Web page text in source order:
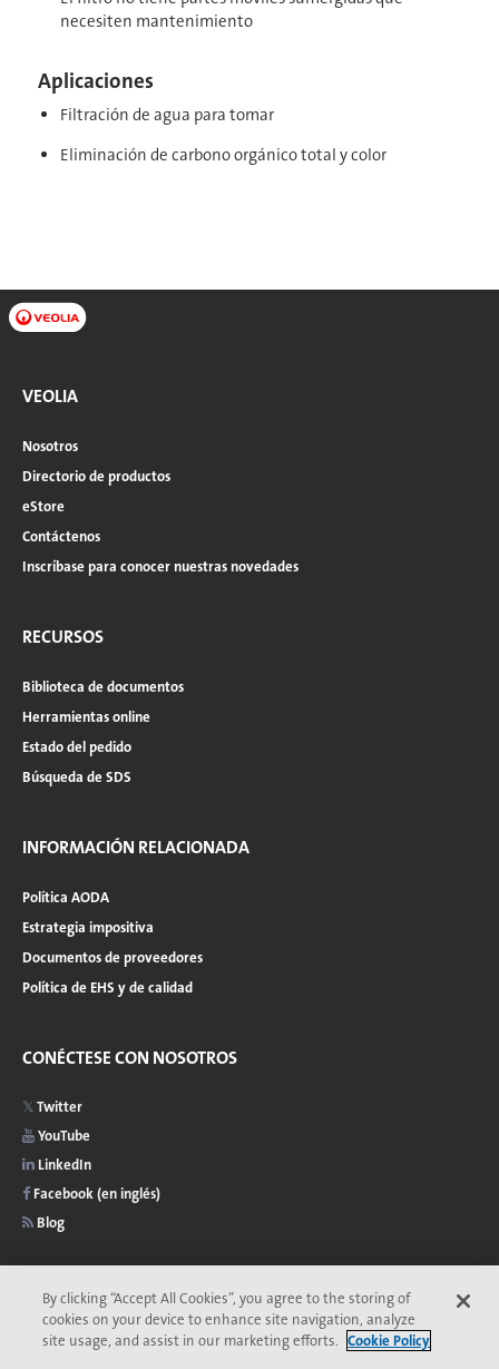
necesiten mantenimiento
Aplicaciones
Filtración de agua para tomar
Eliminación de carbono orgánico total y color
VEOLIA
Nosotros
Directorio de productos
eStore
Contáctenos
Inscríbase para conocer nuestras novedades
RECURSOS
Biblioteca de documentos
Herramientas online
Estado del pedido
Búsqueda de SDS
INFORMACIÓN RELACIONADA
Política AODA
Estrategia impositiva
Documentos de proveedores
Política de EHS y de calidad
CONÉCTESE CON NOSOTROS
Twitter
YouTube
LinkedIn
Facebook (en inglés)
Blog
2026 © Copyright de Veolia Privacidad
Accesibilidad
By clicking “Accept All Cookies”, you agree to the storing of
cookies on your device to enhance site navigation, analyze
site usage, and assist in our marketing efforts. Cookie Policy